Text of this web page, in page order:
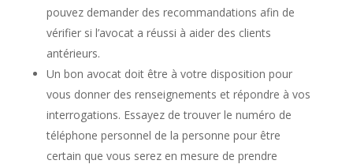
pouvez demander des recommandations afin de
vérifier si l’avocat a réussi à aider des clients
antérieurs.
Un bon avocat doit être à votre disposition pour
vous donner des renseignements et répondre à vos
interrogations. Essayez de trouver le numéro de
téléphone personnel de la personne pour être
certain que vous serez en mesure de prendre